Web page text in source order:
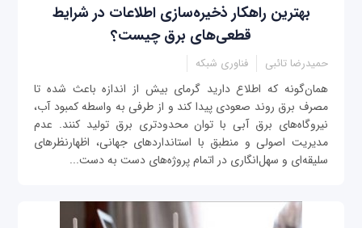
بهترین راهکار ذخیره‌سازی اطلاعات در شرایط
قطعی‌های برق چیست؟
حمیدرضا تائبی فناوری شبکه
همان‌گونه که اطلاع دارید گرمای بیش از اندازه باعث شده تا
مصرف برق روند صعودی پیدا کند و از طرفی به واسطه کمبود آب،
نیروگاه‌های برق آبی با توان محدودتری برق تولید کنند. عدم
مدیریت اصولی و منطبق با استانداردهای جهانی، اظهارنظرهای
سلیقه‌ای و سهل‌انگاری در اتمام پروژه‌های دست به دست...